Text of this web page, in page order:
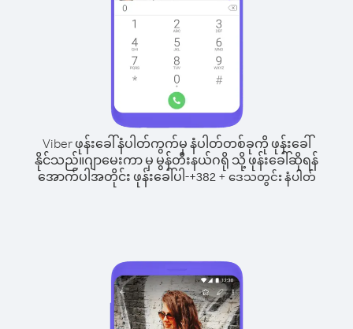
Viber ဖုန်းခေါ်နံပါတ်ကွက်မှ နံပါတ်တစ်ခုကို ဖုန်းခေါ်
နိုင်သည်။ဂျာမေးကာ မှ မွန်တီးနယ်ဂရို သို့ ဖုန်းခေါ်ဆိုရန်
အောက်ပါအတိုင်း ဖုန်းခေါ်ပါ-+382+ ဒေသတွင်း နံပါတ်